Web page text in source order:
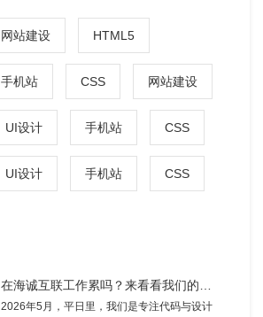
网站建设 HTML5
手机站 CSS 网站建设
UI设计 手机站 CSS
UI设计 手机站 CSS
在海诚互联工作累吗？来看看我们的樱桃园团建，你就知道了！
2026年5月，平日里，我们是专注代码与设计